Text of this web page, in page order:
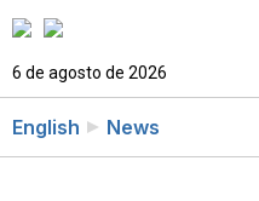
6 de agosto de 2026
English News